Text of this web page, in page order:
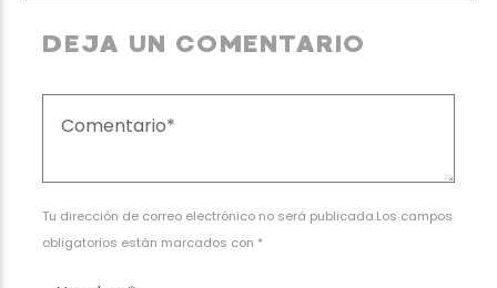
DEJA UN COMENTARIO
Tu dirección de correo electrónico no será publicada.Los campos
obligatorios están marcados con *